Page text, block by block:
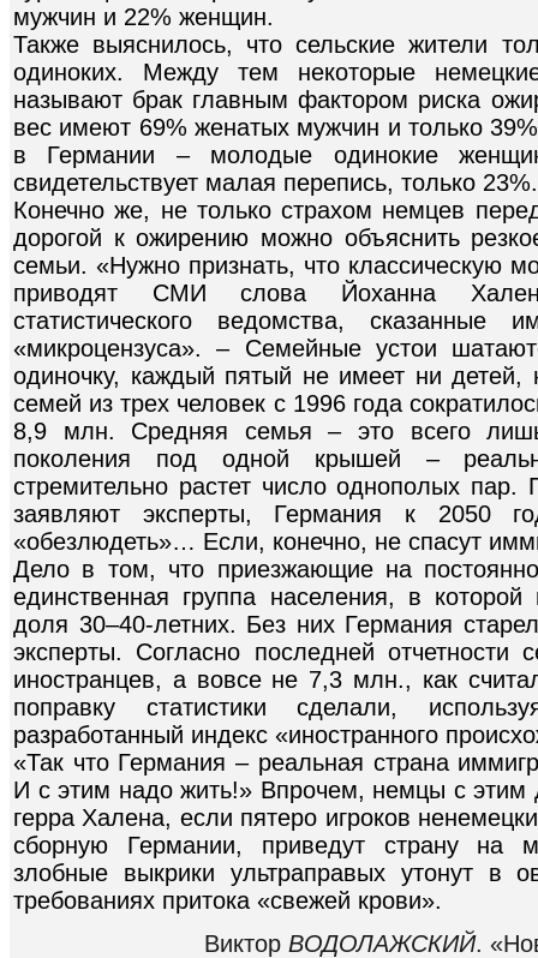
мужчин и 22% женщин.
Также выяснилось, что сельские жители
одиноких. Между тем некоторые
называют брак главным фактором риска
вес имеют 69% женатых мужчин и только
в Германии – молодые одинокие
свидетельствует малая перепись, только 23%.
Конечно же, не только страхом немцев
дорогой к ожирению можно объяснить
семьи. «Нужно признать, что классическую
приводят СМИ слова Йоханна
статистического ведомства, сказанные
«микроцензуса». – Семейные устои
одиночку, каждый пятый не имеет ни детей,
семей из трех человек с 1996 года
8,9 млн. Средняя семья – это всего
поколения под одной крышей –
стремительно растет число однополых пар.
заявляют эксперты, Германия к 2050
«обезлюдеть»… Если, конечно, не спасут
Дело в том, что приезжающие на
единственная группа населения, в
доля 30–40-летних. Без них Германия
эксперты. Согласно последней
иностранцев, а вовсе не 7,3 млн., как
поправку статистики сделали,
разработанный индекс «иностранного
«Так что Германия – реальная страна
И с этим надо жить!» Впрочем, немцы с этим
герра Халена, если пятеро игроков
сборную Германии, приведут страну на
злобные выкрики ультраправых утонут в
требованиях притока «свежей крови».
Виктор ВОДОЛАЖСКИЙ.